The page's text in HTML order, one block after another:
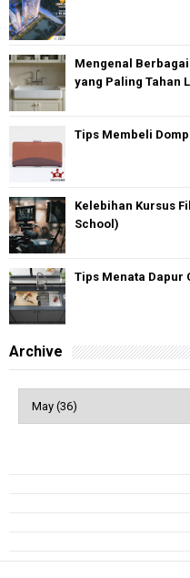
Mengenal
yang Paling Tahan
Tips Membeli
Kelebihan Kursus
School)
Tips Menata Dapur
Archive